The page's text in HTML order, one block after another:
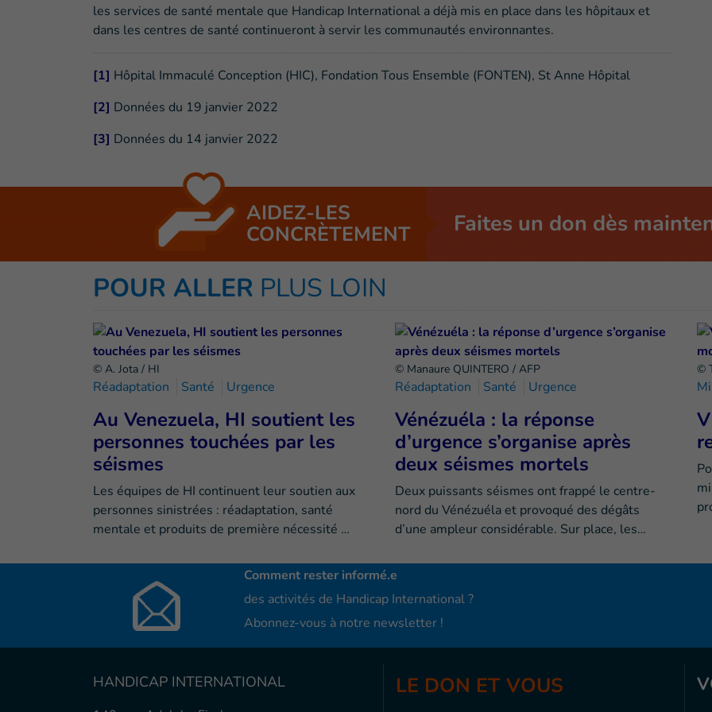
les services de santé mentale que Handicap International a déjà mis en place dans les hôpitaux et
dans les centres de santé continueront à servir les communautés environnantes.
[1] Hôpital Immaculé Conception (HIC), Fondation Tous Ensemble (FONTEN), St Anne Hôpital
[2] Données du 19 janvier 2022
[3] Données du 14 janvier 2022
AIDEZ-LES
CONCRÈTEMENT Faites un don dès
POUR ALLER PLUS LOIN
© A. Jota / HI
Réadaptation Santé Urgence
Au Venezuela, HI soutient les
personnes touchées par les
séismes
Les équipes de HI continuent leur soutien aux
personnes sinistrées : réadaptation, santé
mentale et produits de première nécessité …
© Manaure QUINTERO / AFP
Réadaptation Santé Urgence
Vénézuéla : la réponse
d’urgence s’organise après
deux séismes mortels
Deux puissants séismes ont frappé le centre-
nord du Vénézuéla et provoqué des dégâts
d’une ampleur considérable. Sur place, les…
©
Comment rester informé.e
des activités de Handicap International ?
Abonnez-vous à notre newsletter !
HANDICAP INTERNATIONAL LE DON ET VOUS